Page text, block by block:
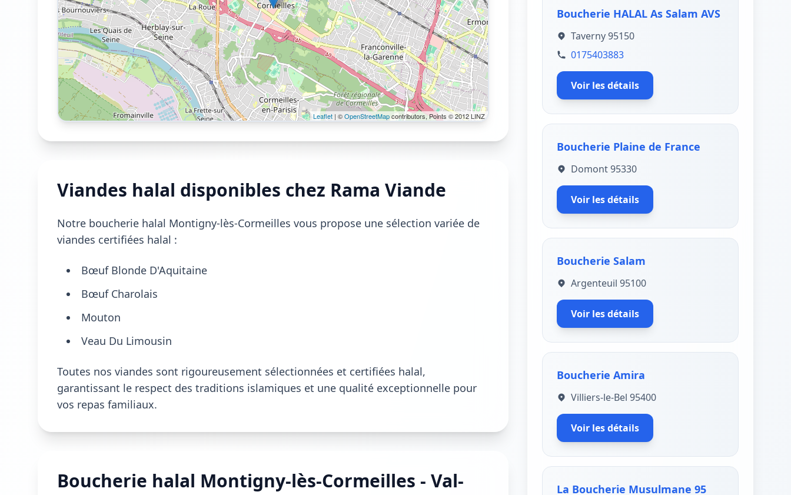
Leaflet | ©OpenStreetMapcontributors, Points © 2012 LINZ
Viandes halal disponibles chez Rama Viande
Notre boucherie halal Montigny-lès-Cormeilles vous propose une sélection variée de
viandes certifiées halal :
Bœuf Blonde D'Aquitaine
Bœuf Charolais
Mouton
Veau Du Limousin
Toutes nos viandes sont rigoureusement sélectionnées et certifiées halal,
garantissant le respect des traditions islamiques et une qualité exceptionnelle pour
vos repas familiaux.
Boucherie halal Montigny-lès-Cormeilles - Val-
Boucherie HALAL As Salam AVS
Taverny 95150
0175403883
Voir les détails
Boucherie Plaine de France
Domont 95330
Voir les détails
Boucherie Salam
Argenteuil 95100
Voir les détails
Boucherie Amira
Villiers-le-Bel 95400
Voir les détails
La Boucherie Musulmane 95